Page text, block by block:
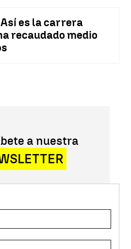
Así es la carrera
recaudado medio
a nuestra